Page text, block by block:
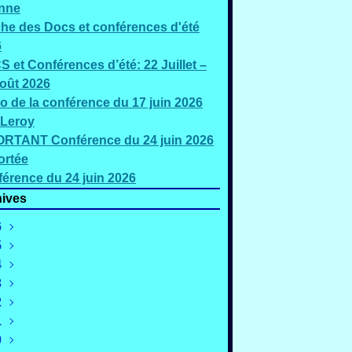
des Docs et conférences d'été
et Conférences d’été: 22 Juillet –
2026
de la conférence du 17 juin 2026
Conférence du 24 juin 2026
du 24 juin 2026
(2)